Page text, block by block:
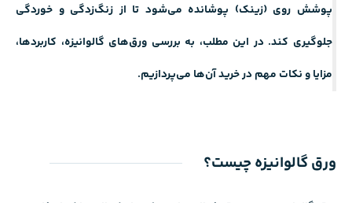
پوشش روی (زینک) پوشانده می‌شود تا از زنگ‌زدگی و خوردگی
جلوگیری کند. در این مطلب، به بررسی ورق‌های گالوانیزه، کاربردها،
مزایا و نکات مهم در خرید آن‌ها می‌پردازیم.
ورق گالوانیزه چیست؟